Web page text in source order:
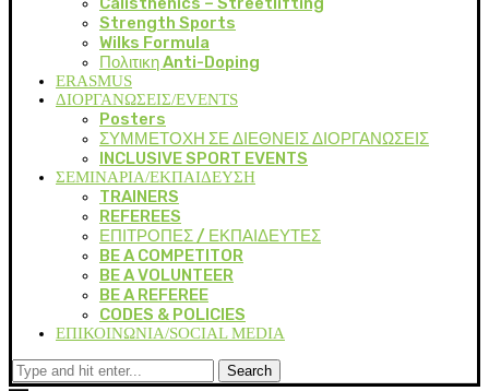
Strength Sports
Wilks Formula
Πολιτικη Anti-Doping
ERASMUS
ΔΙΟΡΓΑΝΩΣΕΙΣ/EVENTS
Posters
ΣΥΜΜΕΤΟΧΗ ΣΕ ΔΙΕΘΝΕΙΣ ΔΙΟΡΓΑΝΩΣΕΙΣ
INCLUSIVE SPORT EVENTS
ΣΕΜΙΝΑΡΙΑ/ΕΚΠΑΙΔΕΥΣΗ
TRAINERS
REFEREES
ΕΠΙΤΡΟΠΕΣ / ΕΚΠΑΙΔΕΥΤΕΣ
BE A COMPETITOR
BE A VOLUNTEER
BE A REFEREE
CODES & POLICIES
ΕΠΙΚΟΙΝΩΝΙΑ/SOCIAL MEDIA
Search